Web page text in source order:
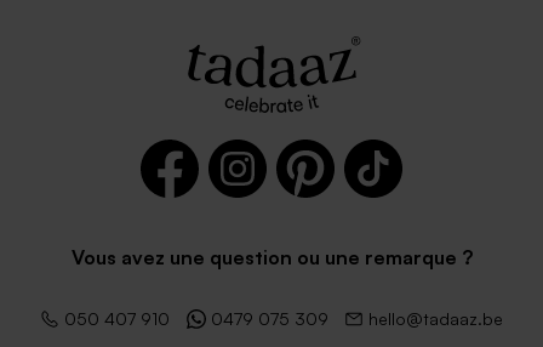
Vous avez une question ou une remarque ?
050 407 910 0479 075 309 hello@tadaaz.be